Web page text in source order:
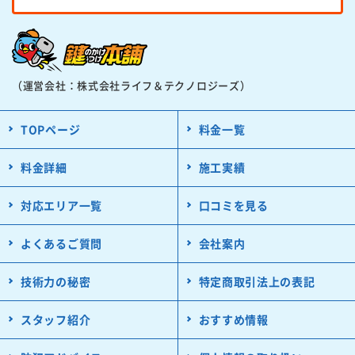
（運営会社：株式会社ライフ＆テクノロジーズ）
TOPページ 料金一覧
料金詳細 施工実績
対応エリア一覧 口コミを見る
よくあるご質問 会社案内
技術力の秘密 特定商取引法上の表記
スタッフ紹介 おすすめ情報